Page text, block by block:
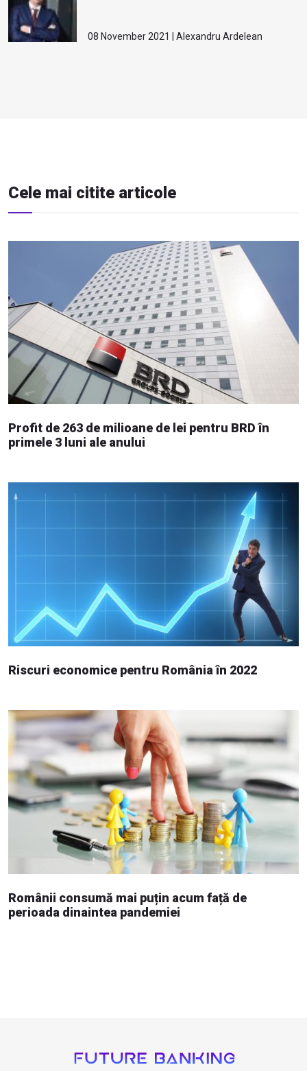
08 November 2021 | Alexandru Ardelean
Cele mai citite articole
Profit de 263 de milioane de lei pentru BRD în
primele 3 luni ale anului
Riscuri economice pentru România în 2022
Românii consumă mai puțin acum față de
perioada dinaintea pandemiei